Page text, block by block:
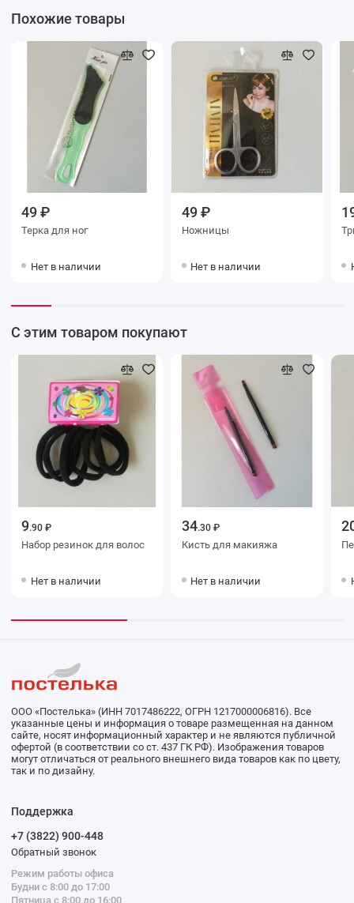
Похожие товары
49 ₽
Терка для ног
Нет в наличии
49 ₽
Ножницы
Нет в наличии
С этим товаром покупают
9.90 ₽
Набор резинок для волос
Нет в наличии
34.30 ₽
Кисть для макияжа
Нет в наличии
ООО «Постелька» (ИНН 7017486222, ОГРН 1217000006816). Все
указанные цены и информация о товаре размещенная на данном
сайте, носят информационный характер и не являются публичной
офертой (в соответствии со ст. 437 ГК РФ). Изображения товаров
могут отличаться от реального внешнего вида товаров как по цвету,
так и по дизайну.
Поддержка
+7 (3822) 900-448
Обратный звонок
Режим работы офиса
Будни с 8:00 до 17:00
Пятница с 8:00 до 16:00